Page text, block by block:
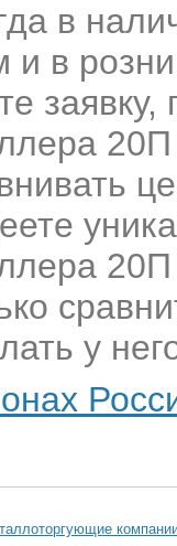
в
и в
заявку,
20П
у